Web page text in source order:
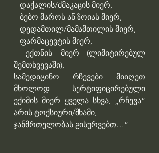
– დაქალის/ძმაკაცის მიერ,
– ბებო მაროს ან ზოიას მიერ,
– დედამთილ/მამამთილის მიერ,
– ფარმაცევტის მიერ,
– ექთნის მიერ (ლიმიტირებულ
შემთხვევაში),
სამედიცინო რჩევები მიიღეთ
მხოლოდ სერტიფიცირებული
ექიმის მიერ ყველა სხვა, „რჩევა”
არის ტოქსიური/შხამი,
ჯანმრთელობას გისურვებთ…”